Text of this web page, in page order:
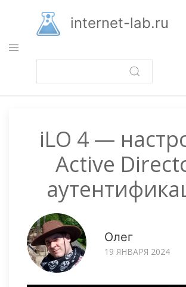
основному
содержанию
internet-lab.ru
iLO 4 —
Active
Олег
19 ЯНВАРЯ 2024